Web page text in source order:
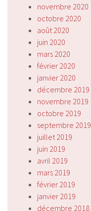
novembre 2020
octobre 2020
août 2020
juin 2020
mars 2020
février 2020
janvier 2020
décembre 2019
novembre 2019
octobre 2019
septembre 2019
juillet 2019
juin 2019
avril 2019
mars 2019
février 2019
janvier 2019
décembre 2018